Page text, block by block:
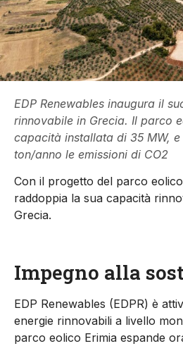
EDP Renewables inaugura il
rinnovabile in Grecia. Il parco
capacità installata di 35 MW,
ton/anno le emissioni di CO2
Con il progetto del parco
raddoppia la sua capacità
Grecia.
Impegno alla
EDP Renewables (EDPR) è
energie rinnovabili a livello
parco eolico Erimia espande